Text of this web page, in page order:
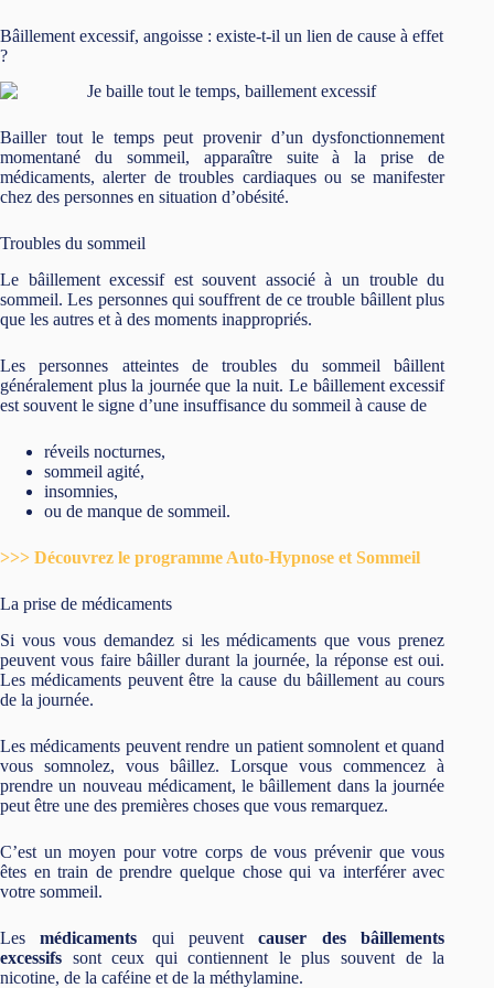
Bâillement excessif, angoisse : existe-t-il un lien de cause à effet
?
Bailler tout le temps peut provenir d’un dysfonctionnement
momentané du sommeil, apparaître suite à la prise de
médicaments, alerter de troubles cardiaques ou se manifester
chez des personnes en situation d’obésité.
Troubles du sommeil
Le bâillement excessif est souvent associé à un trouble du
sommeil. Les personnes qui souffrent de ce trouble bâillent plus
que les autres et à des moments inappropriés.
Les personnes atteintes de troubles du sommeil bâillent
généralement plus la journée que la nuit. Le bâillement excessif
est souvent le signe d’une insuffisance du sommeil à cause de
réveils nocturnes,
sommeil agité,
insomnies,
ou de manque de sommeil.
>>> Découvrez le programme Auto-Hypnose et Sommeil
La prise de médicaments
Si vous vous demandez si les médicaments que vous prenez
peuvent vous faire bâiller durant la journée, la réponse est oui.
Les médicaments peuvent être la cause du bâillement au cours
de la journée.
Les médicaments peuvent rendre un patient somnolent et quand
vous somnolez, vous bâillez. Lorsque vous commencez à
prendre un nouveau médicament, le bâillement dans la journée
peut être une des premières choses que vous remarquez.
C’est un moyen pour votre corps de vous prévenir que vous
êtes en train de prendre quelque chose qui va interférer avec
votre sommeil.
Lesmédicaments qui peuventcauser des bâillements
excessifs sont ceux qui contiennent le plus souvent de la
nicotine, de la caféine et de la méthylamine.